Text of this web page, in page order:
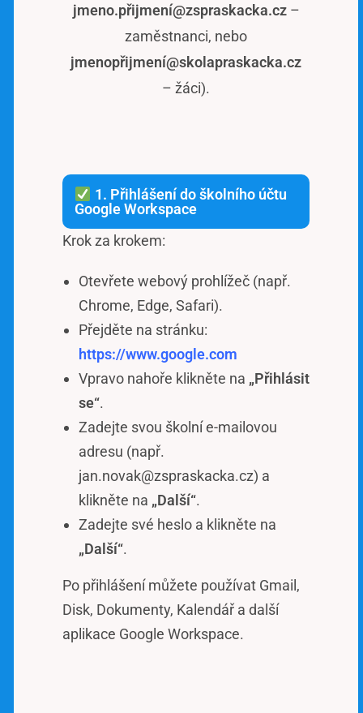
jmeno.přijmení@zspraskacka.cz–
zaměstnanci, nebo
jmenopřijmení@skolapraskacka.cz
– žáci).
1. Přihlášení do školního účtu
Google Workspace
Krok za krokem:
Otevřete webový prohlížeč (např.
Chrome, Edge, Safari).
Přejděte na stránku:
https://www.google.com
Vpravo nahoře klikněte na „Přihlásit
se“.
Zadejte svou školní e-mailovou
adresu (např.
jan.novak@zspraskacka.cz) a
klikněte na „Další“.
Zadejte své heslo a klikněte na
„Další“.
Po přihlášení můžete používat Gmail,
Disk, Dokumenty, Kalendář a další
aplikace Google Workspace.